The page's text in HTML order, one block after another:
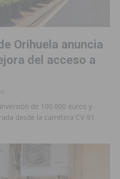
Orihuela anuncia
del acceso a
de 100.000 euros y
desde la carretera CV-91